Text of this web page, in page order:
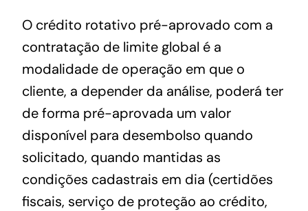
O crédito rotativo pré-aprovado com a
contratação de limite global é a
modalidade de operação em que o
cliente, a depender da análise, poderá ter
de forma pré-aprovada um valor
disponível para desembolso quando
solicitado, quando mantidas as
condições cadastrais em dia (certidões
fiscais, serviço de proteção ao crédito,